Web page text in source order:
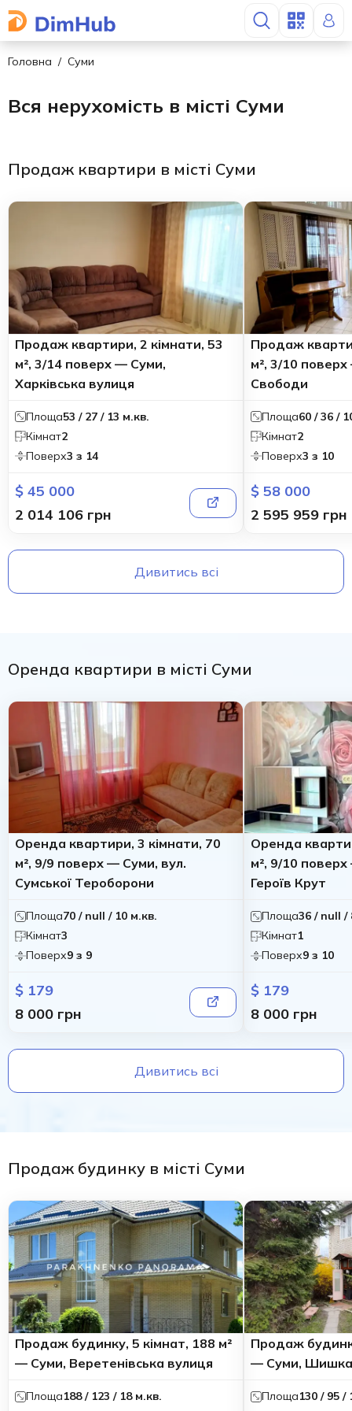
Головна Суми
Вся нерухомість в місті Суми
Продаж квартири в місті Суми
Продаж квартири, 2 кімнати, 53
м², 3/14 поверх — Суми,
Харківська вулиця
Площа53 / 27 / 13 м.кв.
Кімнат2
Поверх3 з 14
$ 45 000
2 014 106 грн
Продаж
м², 3/10
Свободи
Площа60 / 36 /
Кімнат2
Поверх3 з 10
$ 58 000
2 595 959 грн
Дивитись всі
Оренда квартири в місті Суми
Оренда квартири, 3 кімнати, 70
м², 9/9 поверх — Суми, вул.
Сумської Тероборони
Площа70 / null / 10 м.кв.
Кімнат3
Поверх9 з 9
$ 179
8 000 грн
Оренда
м², 9/10
Героїв Крут
Площа36 / null /
Кімнат1
Поверх9 з 10
$ 179
8 000 грн
Дивитись всі
Продаж будинку в місті Суми
Продаж будинку, 5 кімнат, 188 м²
— Суми, Веретенівська вулиця
Площа188 / 123 / 18 м.кв.
Продаж
— Суми,
Площа130 / 95 /